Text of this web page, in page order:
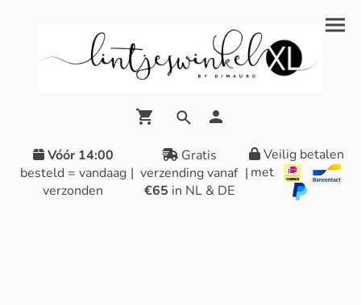
Vóór 14:00
besteld = vandaag
verzonden
|
Gratis
verzending vanaf
€65 in NL & DE
|
Veilig betalen
met